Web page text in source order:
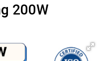
200W